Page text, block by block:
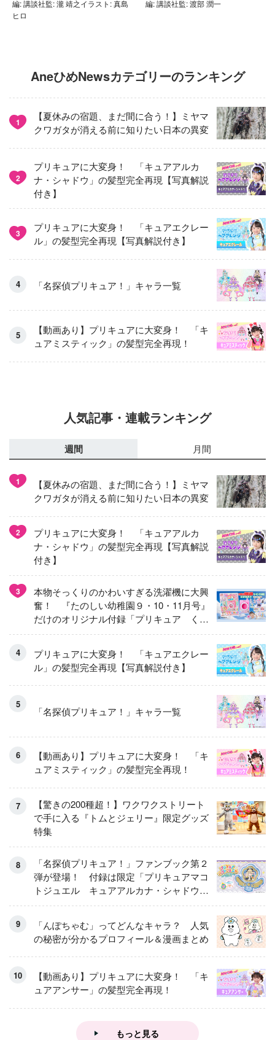
編: 講談社監: 瀧 靖之イラスト: 真島
ヒロ
編: 講談社監: 渡部 潤一
AneひめNewsカテゴリーのランキング
1
【夏休みの宿題、まだ間に合う！】ミヤマ
クワガタが消える前に知りたい日本の異変
2
プリキュアに大変身！ 「キュアアルカ
ナ・シャドウ」の髪型完全再現【写真解説
付き】
3
プリキュアに大変身！ 「キュアエクレー
ル」の髪型完全再現【写真解説付き】
「名探偵プリキュア！」キャラ一覧
【動画あり】プリキュアに大変身！ 「キ
ュアミスティック」の髪型完全再現！
人気記事・連載ランキング
週間 月間
1
【夏休みの宿題、まだ間に合う！】ミヤマ
クワガタが消える前に知りたい日本の異変
2
プリキュアに大変身！ 「キュアアルカ
ナ・シャドウ」の髪型完全再現【写真解説
付き】
3
本物そっくりのかわいすぎる洗濯機に大興
奮！ 『たのしい幼稚園９・10・11月号』
だけのオリジナル付録「プリキュア くる
くるせんたくき」
プリキュアに大変身！ 「キュアエクレー
ル」の髪型完全再現【写真解説付き】
「名探偵プリキュア！」キャラ一覧
【動画あり】プリキュアに大変身！ 「キ
ュアミスティック」の髪型完全再現！
【驚きの200種超！】ワクワクストリート
で手に入る『トムとジェリー』限定グッズ
特集
「名探偵プリキュア！」ファンブック第２
弾が登場！ 付録は限定「プリキュアマコ
トジュエル キュアアルカナ・シャドウ
アイスver.」 キュアエクレールを大特
「んぽちゃむ」ってどんなキャラ？ 人気
の秘密が分かるプロフィール＆漫画まとめ
【動画あり】プリキュアに大変身！ 「キ
ュアアンサー」の髪型完全再現！
もっと見る